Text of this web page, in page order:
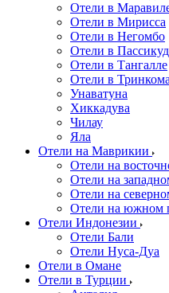
Отели в
Отели в Мирисса
Отели в Негомбо
Отели в
Отели в Тангалле
Отели в
Унаватуна
Хиккадува
Чилау
Яла
Отели на Маврикии
Отели на
Отели на
Отели на
Отели на южном
Отели Индонезии
Отели Бали
Отели Нуса-Дуа
Отели в Омане
Отели в Турции